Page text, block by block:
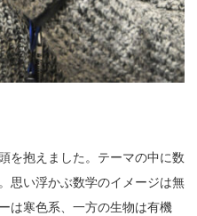
を抱えました。テーマの中に数
思い浮かぶ数学のイメージは無
は寒色系、一方の生物は有機